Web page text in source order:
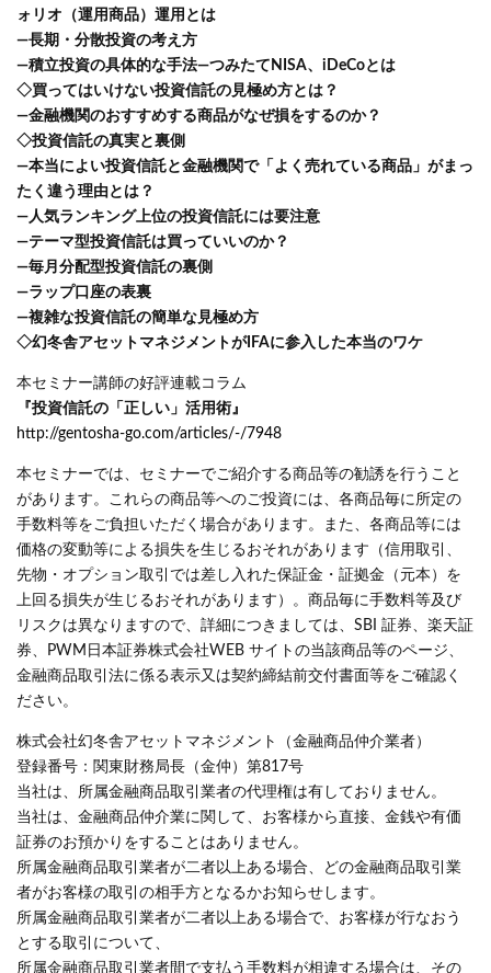
ォリオ（運用商品）運用とは
―長期・分散投資の考え方
―積立投資の具体的な手法―つみたてNISA、iDeCoとは
◇買ってはいけない投資信託の見極め方とは？
―金融機関のおすすめする商品がなぜ損をするのか？
◇投資信託の真実と裏側
―本当によい投資信託と金融機関で「よく売れている商品」がまっ
たく違う理由とは？
―人気ランキング上位の投資信託には要注意
―テーマ型投資信託は買っていいのか？
―毎月分配型投資信託の裏側
―ラップ口座の表裏
―複雑な投資信託の簡単な見極め方
◇幻冬舎アセットマネジメントがIFAに参入した本当のワケ
本セミナー講師の好評連載コラム
『投資信託の「正しい」活用術』
http://gentosha-go.com/articles/-/7948
本セミナーでは、セミナーでご紹介する商品等の勧誘を行うこと
があります。これらの商品等へのご投資には、各商品毎に所定の
手数料等をご負担いただく場合があります。また、各商品等には
価格の変動等による損失を生じるおそれがあります（信用取引、
先物・オプション取引では差し入れた保証金・証拠金（元本）を
上回る損失が生じるおそれがあります）。商品毎に手数料等及び
リスクは異なりますので、詳細につきましては、SBI 証券、楽天証
券、PWM日本証券株式会社WEB サイトの当該商品等のページ、
金融商品取引法に係る表示又は契約締結前交付書面等をご確認く
ださい。
株式会社幻冬舎アセットマネジメント（金融商品仲介業者）
登録番号：関東財務局長（金仲）第817号
当社は、所属金融商品取引業者の代理権は有しておりません。
当社は、金融商品仲介業に関して、お客様から直接、金銭や有価
証券のお預かりをすることはありません。
所属金融商品取引業者が二者以上ある場合、どの金融商品取引業
者がお客様の取引の相手方となるかお知らせします。
所属金融商品取引業者が二者以上ある場合で、お客様が行なおう
とする取引について、
所属金融商品取引業者間で支払う手数料が相違する場合は、その